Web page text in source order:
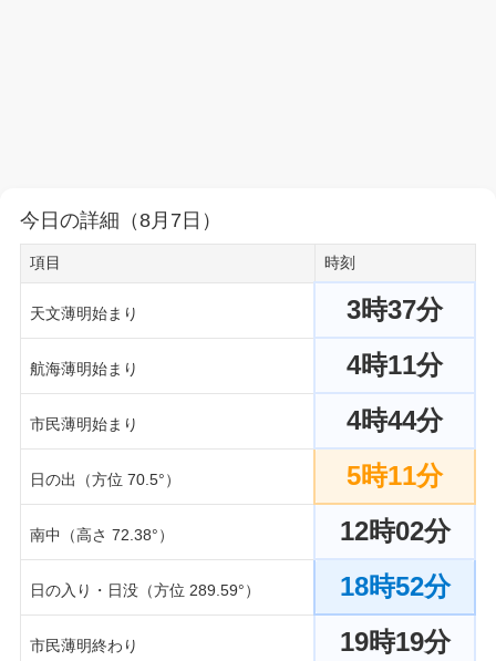
今日の詳細（8月7日）
項目 時刻
天文薄明始まり 3時37分
航海薄明始まり 4時11分
市民薄明始まり 4時44分
日の出（方位 70.5°） 5時11分
南中（高さ 72.38°） 12時02分
日の入り・日没（方位 289.59°） 18時52分
市民薄明終わり 19時19分